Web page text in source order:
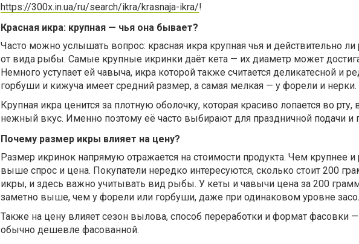
https://300x.in.ua/ru/search/ikra/krasnaja-ikra/!
Красная икра: крупная — чья она бывает?
Часто можно услышать вопрос: красная икра крупная чья и действительно ли
от вида рыбы. Самые крупные икринки даёт кета — их диаметр может
Немного уступает ей чавыча, икра которой также считается деликатесной и
горбуши и кижуча имеет средний размер, а самая мелкая — у форели и нерки.
Крупная икра ценится за плотную оболочку, которая красиво лопается во
нежный вкус. Именно поэтому её часто выбирают для праздничной подачи и
Почему размер икры влияет на цену?
Размер икринок напрямую отражается на стоимости продукта. Чем крупнее
выше спрос и цена. Покупатели нередко интересуются, сколько стоит 200
икры, и здесь важно учитывать вид рыбы. У кеты и чавычи цена за 200
заметно выше, чем у форели или горбуши, даже при одинаковом уровне
Также на цену влияет сезон вылова, способ переработки и формат фасовки
обычно дешевле фасованной.